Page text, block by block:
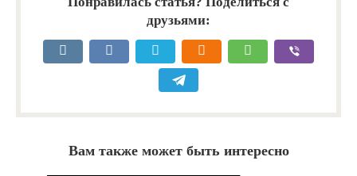
друзьями:
Вам также может быть интересно